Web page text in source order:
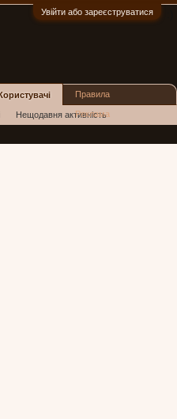
Увійти або зареєструватися
Нещодавня активність
Правила
Реклама